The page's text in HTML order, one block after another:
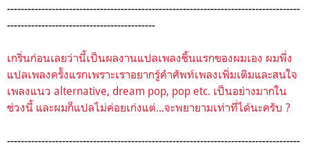
-------------------------------------------------------------------------------------
-------------------------------------------
เกริ่นก่อนเลยว่านี้เป็นผลงานแปลเพลงชิ้นแรกของผมเอง ผมพึ่ง
แปลเพลงครั้งแรกเพราะเราอยากรู้คำศัพท์เพลงเพิ่มเติมและสนใจ
เพลงแนว alternative, dream pop, pop etc. เป็นอย่างมากใน
ช่วงนี้ และผมก็แปลไม่ค่อยเก่งแต่...จะพยายามเท่าที่ได้นะครับ ?
-------------------------------------------------------------------------------------